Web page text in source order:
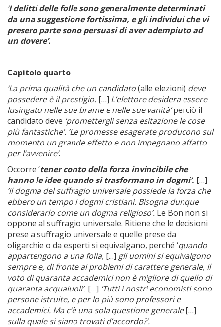
‘I delitti delle folle sono generalmente determinati
da una suggestione fortissima, e gli individui che vi
presero parte sono persuasi di aver adempiuto ad
un dovere’.
Capitolo quarto
‘La prima qualità che un candidato(alle elezioni) deve
possedere è il prestigio. […] L’elettore desidera essere
lusingato nelle sue brame e nelle sue vanità’perciò il
candidato deve ‘promettergli senza esitazione le cose
più fantastiche’. ‘Le promesse esagerate producono sul
momento un grande effetto e non impegnano affatto
per l’avvenire’.
Occorre ‘tener conto della forza invincibile che
hanno le idee quando si trasformano in dogmi’. […]
‘il dogma del suffragio universale possiede la forza che
ebbero un tempo i dogmi cristiani. Bisogna dunque
considerarlo come un dogma religioso’. Le Bon non si
oppone al suffragio universale. Ritiene che le decisioni
prese a suffragio universale e quelle prese da
oligarchie o da esperti si equivalgano, perché ‘quando
appartengono a una folla, […] gli uomini si equivalgono
sempre e, di fronte ai problemi di carattere generale, il
voto di quaranta accademici non è migliore di quello di
quaranta acquaiuoli’. […] ‘Tutti i nostri economisti sono
persone istruite, e per lo più sono professori e
accademici. Ma c’è una sola questione generale[…]
sulla quale si siano trovati d’accordo?’.